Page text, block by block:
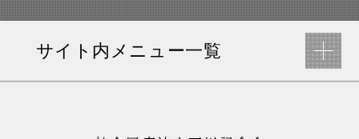
サイト内メニュー一覧